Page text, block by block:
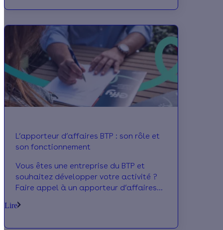
qu’il faut savoir sur ce dispositif.
L’apporteur d’affaires BTP : son rôle et
son fonctionnement
Vous êtes une entreprise du BTP et
souhaitez développer votre activité ?
Faire appel à un apporteur d’affaires
Comment choisir son apporteur
Lire